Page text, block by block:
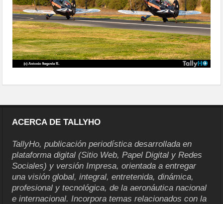
ACERCA DE TALLYHO
TallyHo, publicación periodística desarrollada en
plataforma digital (Sitio Web, Papel Digital y Redes
Sociales) y versión Impresa, orientada a entregar
una visión global, integral, entretenida, dinámica,
profesional y tecnológica, de la aeronáutica nacional
e internacional. Incorpora temas relacionados con la